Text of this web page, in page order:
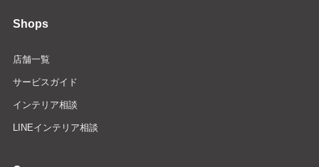
Shops
店舗一覧
サービスガイド
インテリア相談
LINEインテリア相談